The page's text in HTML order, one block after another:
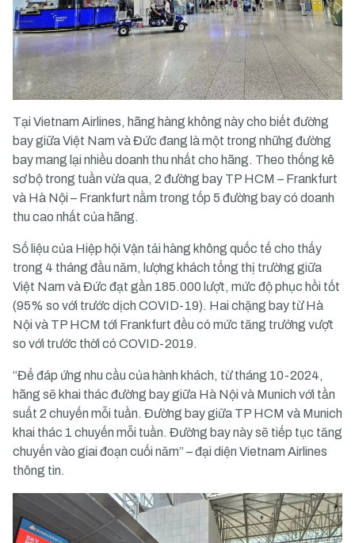
Tại Vietnam Airlines, hãng hàng không này cho biết đường
bay giữa Việt Nam và Đức đang là một trong những đường
bay mang lại nhiều doanh thu nhất cho hãng. Theo thống kê
sơ bộ trong tuần vừa qua, 2 đường bay TP HCM – Frankfurt
và Hà Nội – Frankfurt nằm trong tốp 5 đường bay có doanh
thu cao nhất của hãng.
Số liệu của Hiệp hội Vận tải hàng không quốc tế cho thấy
trong 4 tháng đầu năm, lượng khách tổng thị trường giữa
Việt Nam và Đức đạt gần 185.000 lượt, mức độ phục hồi tốt
(95% so với trước dịch COVID-19). Hai chặng bay từ Hà
Nội và TP HCM tới Frankfurt đều có mức tăng trưởng vượt
so với trước thời có COVID-2019.
“Để đáp ứng nhu cầu của hành khách, từ tháng 10-2024,
hãng sẽ khai thác đường bay giữa Hà Nội và Munich với tần
suất 2 chuyến mỗi tuần. Đường bay giữa TP HCM và Munich
khai thác 1 chuyến mỗi tuần. Đường bay này sẽ tiếp tục tăng
chuyến vào giai đoạn cuối năm” – đại diện Vietnam Airlines
thông tin.